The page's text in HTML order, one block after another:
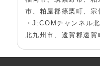
市、粕屋郡篠栗町、宗
・J:COMチャンネル
北九州市、遠賀郡遠